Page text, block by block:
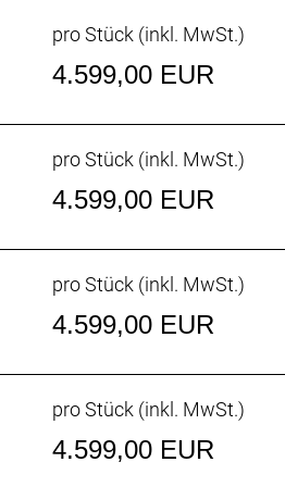
pro Stück (inkl. MwSt.)
4.599,00 EUR
pro Stück (inkl. MwSt.)
4.599,00 EUR
pro Stück (inkl. MwSt.)
4.599,00 EUR
pro Stück (inkl. MwSt.)
4.599,00 EUR